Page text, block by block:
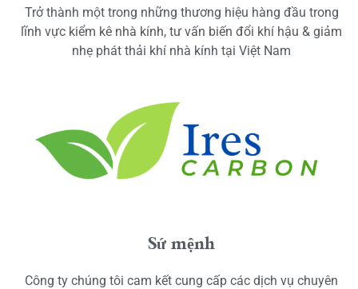
Trở thành một trong những thương hiệu hàng đầu trong
lĩnh vực kiểm kê nhà kính, tư vấn biến đổi khí hậu & giảm
nhẹ phát thải khí nhà kính tại Việt Nam
Sứ mệnh
Công ty chúng tôi cam kết cung cấp các dịch vụ chuyên